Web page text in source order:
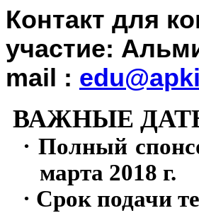
Контакт для
участие:
mail : edu@
ВАЖНЫЕ
· Полный
марта 2018 г.
· Срок подачи